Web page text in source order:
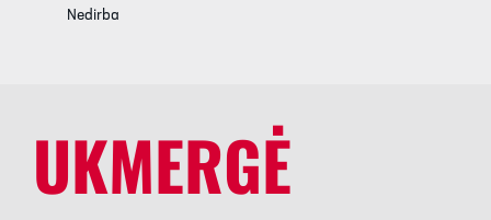
Nedirba
UKMERGĖ